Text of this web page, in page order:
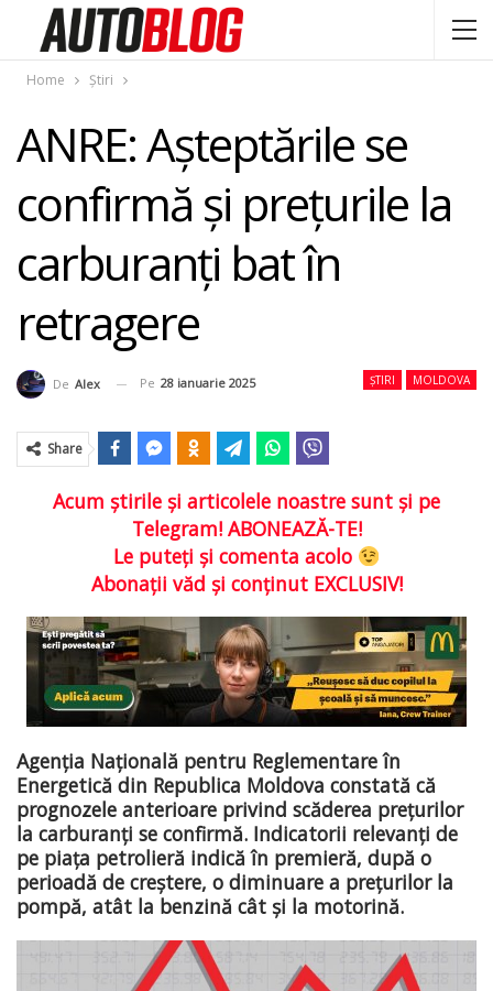
Home Știri
ANRE: Așteptările se
confirmă și prețurile la
carburanți bat în
retragere
ȘTIRI MOLDOVA
De Alex Pe 28 ianuarie 2025
Share
Acum ştirile şi articolele noastre sunt şi pe
Telegram! ABONEAZĂ-TE!
Le puteţi şi comenta acolo
Abonaţii văd şi conţinut EXCLUSIV!
Agenția Națională pentru Reglementare în
Energetică din Republica Moldova constată că
prognozele anterioare privind scăderea prețurilor
la carburanți se confirmă. Indicatorii relevanți de
pe piața petrolieră indică în premieră, după o
perioadă de creștere, o diminuare a prețurilor la
pompă, atât la benzină cât și la motorină.